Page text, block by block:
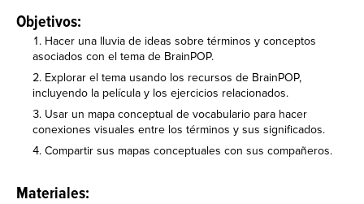
Objetivos:
Hacer una lluvia de ideas sobre términos y conceptos
asociados con el tema de BrainPOP.
Explorar el tema usando los recursos de BrainPOP,
incluyendo la película y los ejercicios relacionados.
Usar un mapa conceptual de vocabulario para hacer
conexiones visuales entre los términos y sus significados.
Compartir sus mapas conceptuales con sus compañeros.
Materiales: